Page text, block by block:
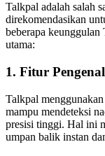
Talkpal adalah salah
direkomendasikan
beberapa
utama:
1. Fitur
Talkpal
mampu mendeteksi
presisi tinggi. Hal ini
umpan balik instan